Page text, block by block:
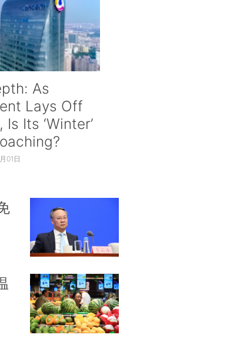
As
Lays Off
Is Its ‘Winter’
01日